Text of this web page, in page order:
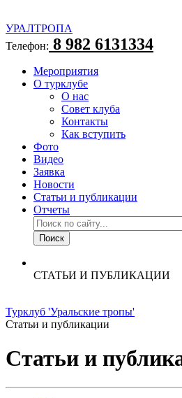
УРАЛТРОПА
Телефон: 8 982 6131334
Мероприятия
О турклубе
О нас
Совет клуба
Контакты
Как вступить
Фото
Видео
Заявка
Новости
Статьи и публикации
Отчеты
СТАТЬИ И ПУБЛИКАЦИИ
Турклуб 'Уральские тропы'
Статьи и публикации
Статьи и